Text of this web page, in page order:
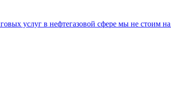
услуг в нефтегазовой сфере мы не стоим